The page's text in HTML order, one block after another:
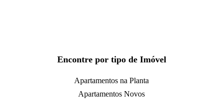
Encontre por tipo de Imóvel
Apartamentos na Planta
Apartamentos Novos